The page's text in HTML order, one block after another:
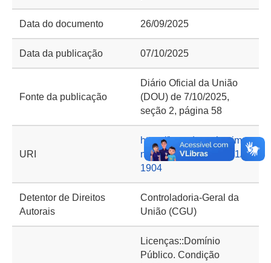
Data do documento 26/09/2025
Data da publicação 07/10/2025
Fonte da publicação
Diário Oficial da União
(DOU) de 7/10/2025,
seção 2, página 58
URI
https://basedeconhecime
nto.cgu.gov.br/handle/1/2
1904
Detentor de Direitos
Autorais
Controladoria-Geral da
União (CGU)
Licenças::Domínio
Público. Condição